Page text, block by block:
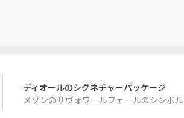
ディオールのシグネチャーパッケージ
メゾンのサヴォワールフェールのシンボル